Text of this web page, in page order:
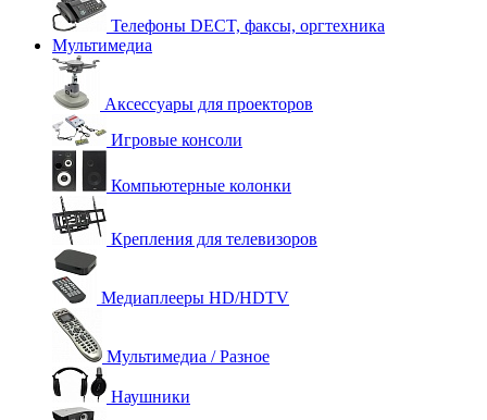
Телефоны DECT, факсы, оргтехника
Мультимедиа
Аксессуары для проекторов
Игровые консоли
Компьютерные колонки
Крепления для телевизоров
Медиаплееры HD/HDTV
Мультимедиа / Разное
Наушники